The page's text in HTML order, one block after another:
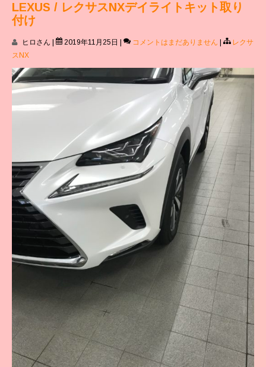
LEXUS / レクサスNXデイライトキット取り
付け
ヒロさん 2019年11月25日 コメントはまだありません
レクサ
スNX